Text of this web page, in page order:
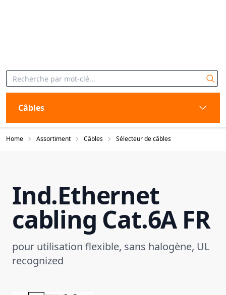
Câbles
Home Assortiment Câbles Sélecteur de câbles
Ind.Ethernet
cabling Cat.6A FR
pour utilisation flexible, sans halogène, UL
recognized